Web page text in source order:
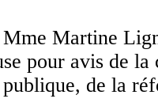
Mme Martine
pour avis de
de la